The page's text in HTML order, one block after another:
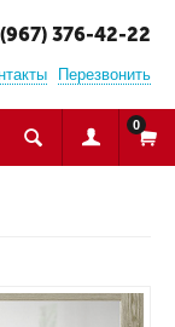
376-42-22
Перезвонить
0